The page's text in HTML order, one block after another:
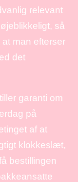
relevant
så
man efterser
det
garanti om
på
af at
klokkeslæt,
bestillingen